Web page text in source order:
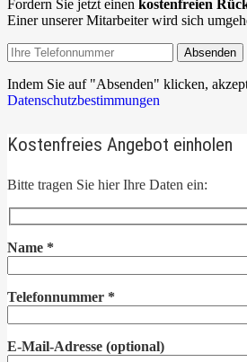
Fordern Sie jetzt einen kostenfreien
Einer unserer Mitarbeiter wird sich
Absenden
Indem Sie auf "Absenden" klicken,
Datenschutzbestimmungen
Kostenfreies Angebot einholen
Bitte tragen Sie hier Ihre Daten ein:
Name *
Telefonnummer *
E-Mail-Adresse (optional)